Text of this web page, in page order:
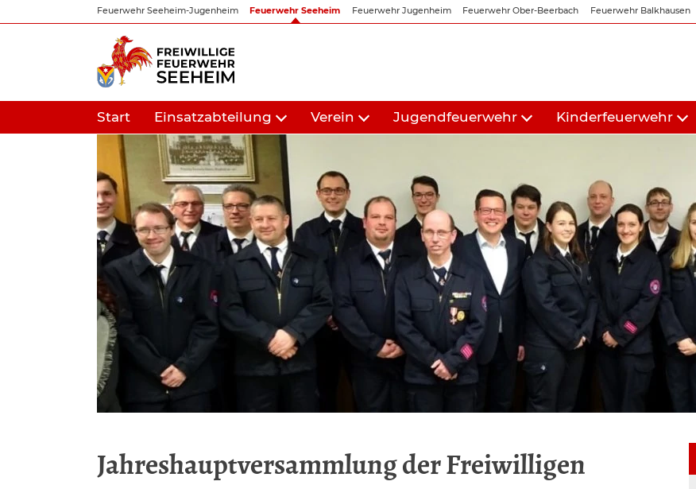
Inhalt
Feuerwehr Seeheim-Jugenheim Feuerwehr Seeheim Feuerwehr Jugenheim Feuerwehr Ober-Beerbach Feuerwehr Balkhausen
Start Einsatzabteilung Verein Jugendfeuerwehr Kinderfeuerwehr
Jahreshauptversammlung der Freiwilligen